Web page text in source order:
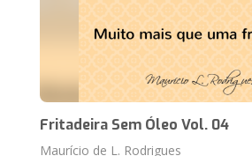
Fritadeira Sem Óleo Vol. 04
Maurício de L. Rodrigues